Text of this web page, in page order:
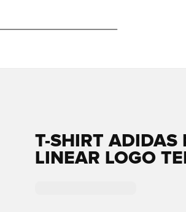
T-SHIRT ADIDAS
LINEAR LOGO